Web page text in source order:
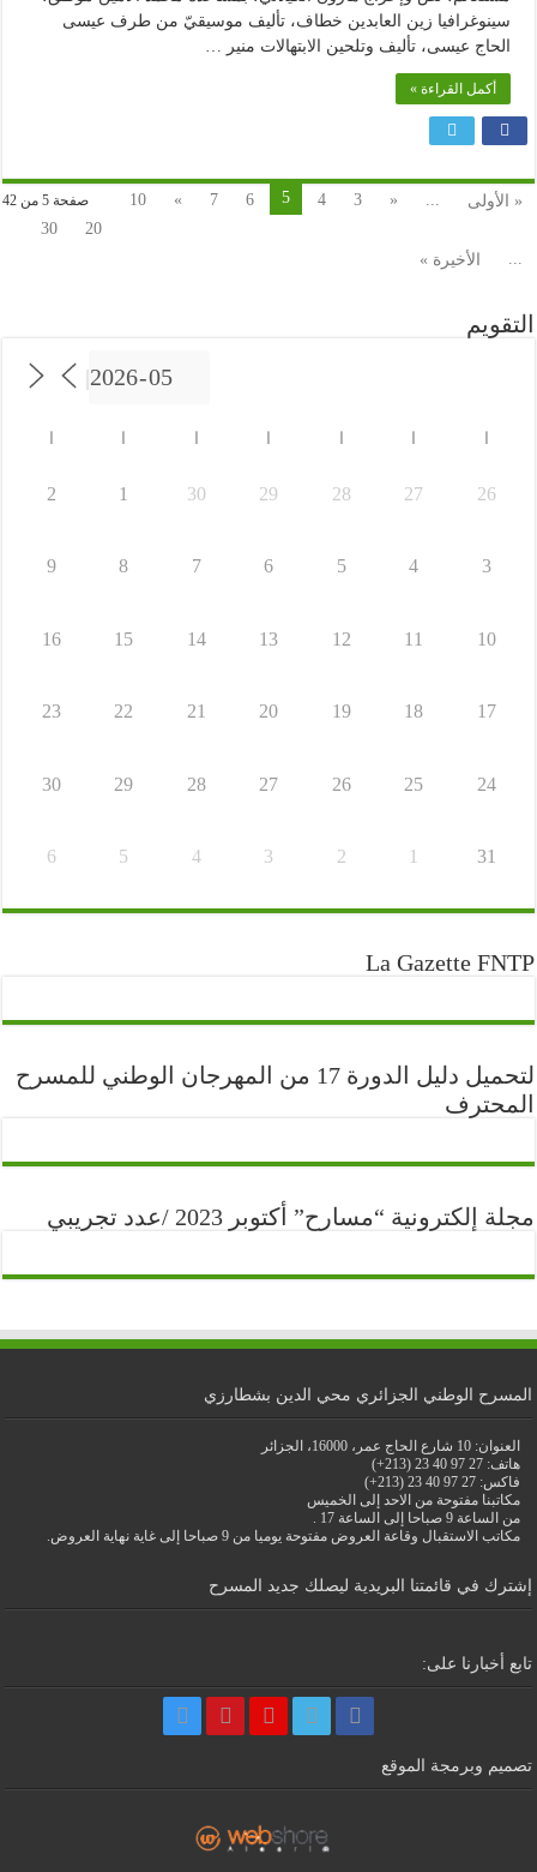
سينوغرافيا زين العابدين خطاف، تأليف موسيقيّ من طرف عيسى
الحاج عيسى، تأليف وتلحين الابتهالات منير …
أكمل القراءة »
صفحة 5 من 42 « الأولى ...
«
3
4
5
6
7
»
10
20
30
...
الأخيرة »
التقويم
26
27
28
29
30
1
2
3
4
5
6
7
8
9
10
11
12
13
14
15
16
17
18
19
20
21
22
23
24
25
26
27
28
29
30
31
1
2
3
4
5
6
La Gazette FNTP
لتحميل دليل الدورة 17 من المهرجان الوطني للمسرح
المحترف
مجلة إلكترونية “مسارح” أكتوبر 2023 /عدد تجريبي
المسرح الوطني الجزائري محي الدين بشطارزي
العنوان: 10 شارع الحاج عمر، 16000، الجزائر
هاتف: 27 97 40 23 (213+)
فاكس: 27 97 40 23 (213+)
مكاتبنا مفتوحة من الاحد إلى الخميس
من الساعة 9 صباحا إلى الساعة 17 .
مكاتب الاستقبال وقاعة العروض مفتوحة يوميا من 9 صباحا إلى غاية نهاية العروض.
إشترك في قائمتنا البريدية ليصلك جديد المسرح
تابع أخبارنا على:
تصميم وبرمجة الموقع